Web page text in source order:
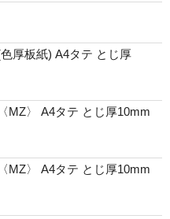
厚板紙) A4タテ とじ厚
MZ〉 A4タテ とじ厚10mm
MZ〉 A4タテ とじ厚10mm